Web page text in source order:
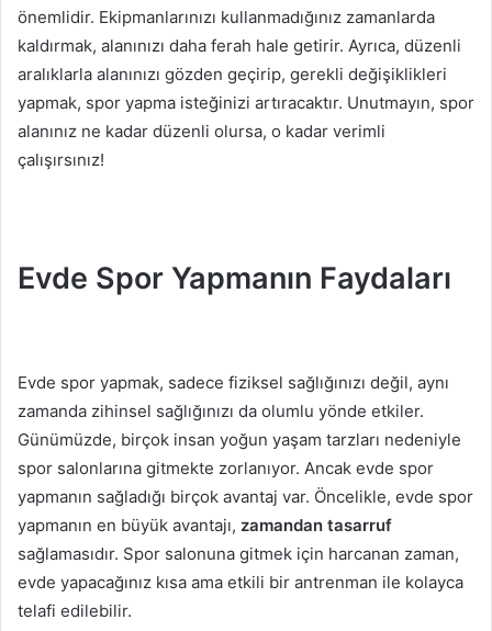
önemlidir. Ekipmanlarınızı kullanmadığınız zamanlarda
kaldırmak, alanınızı daha ferah hale getirir. Ayrıca, düzenli
aralıklarla alanınızı gözden geçirip, gerekli değişiklikleri
yapmak, spor yapma isteğinizi artıracaktır. Unutmayın, spor
alanınız ne kadar düzenli olursa, o kadar verimli
çalışırsınız!
Evde Spor Yapmanın Faydaları
Evde spor yapmak, sadece fiziksel sağlığınızı değil, aynı
zamanda zihinsel sağlığınızı da olumlu yönde etkiler.
Günümüzde, birçok insan yoğun yaşam tarzları nedeniyle
spor salonlarına gitmekte zorlanıyor. Ancak evde spor
yapmanın sağladığı birçok avantaj var. Öncelikle, evde spor
yapmanın en büyük avantajı, zamandan tasarruf
sağlamasıdır. Spor salonuna gitmek için harcanan zaman,
evde yapacağınız kısa ama etkili bir antrenman ile kolayca
telafi edilebilir.